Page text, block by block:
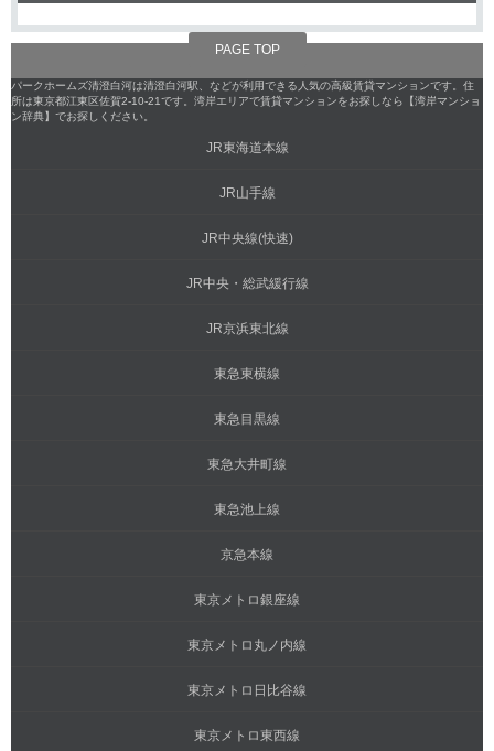
PAGE TOP
パークホームズ清澄白河は清澄白河駅、などが利用できる人気の高級賃貸マンションです。住
所は東京都江東区佐賀2-10-21です。湾岸エリアで賃貸マンションをお探しなら【湾岸マンショ
ン辞典】でお探しください。
JR東海道本線
JR山手線
JR中央線(快速)
JR中央・総武緩行線
JR京浜東北線
東急東横線
東急目黒線
東急大井町線
東急池上線
京急本線
東京メトロ銀座線
東京メトロ丸ノ内線
東京メトロ日比谷線
東京メトロ東西線